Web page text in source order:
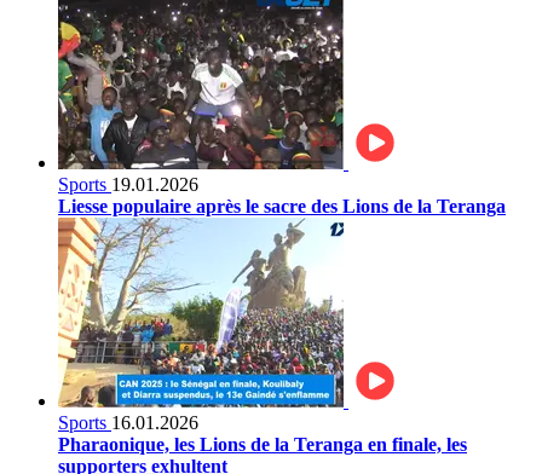
Sports 19.01.2026
Liesse populaire après le sacre des Lions de la Teranga
Sports 16.01.2026
Pharaonique, les Lions de la Teranga en finale, les
supporters exhultent